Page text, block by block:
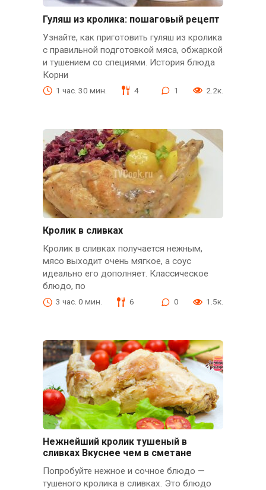
Гуляш из кролика: пошаговый рецепт
Узнайте, как приготовить гуляш из кролика
с правильной подготовкой мяса, обжаркой
и тушением со специями. История блюда
Корни
1 час. 30 мин. 4 1 2.2к.
Кролик в сливках
Кролик в сливках получается нежным,
мясо выходит очень мягкое, а соус
идеально его дополняет. Классическое
блюдо, по
3 час. 0 мин. 6 0 1.5к.
Нежнейший кролик тушеный в
сливках Вкуснее чем в сметане
Попробуйте нежное и сочное блюдо —
тушеного кролика в сливках. Это блюдо